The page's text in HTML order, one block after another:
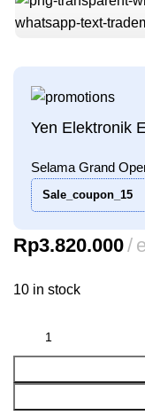
Yen Elektronik
Selama Grand
Sale_coupon_15
Rp3.820.000
10 in stock